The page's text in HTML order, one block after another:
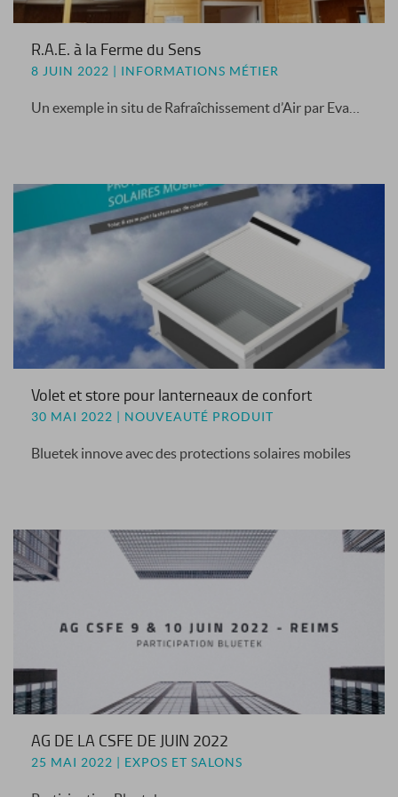
R.A.E. à la Ferme du Sens
8 JUIN 2022 | INFORMATIONS MÉTIER
Volet et store pour lanterneaux de confort
30 MAI 2022 | NOUVEAUTÉ PRODUIT
Bluetek innove avec des protections solaires mobiles
AG DE LA CSFE DE JUIN 2022
25 MAI 2022 | EXPOS ET SALONS